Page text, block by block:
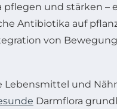
und stärken
Antibiotika auf
von
und
Darmflora